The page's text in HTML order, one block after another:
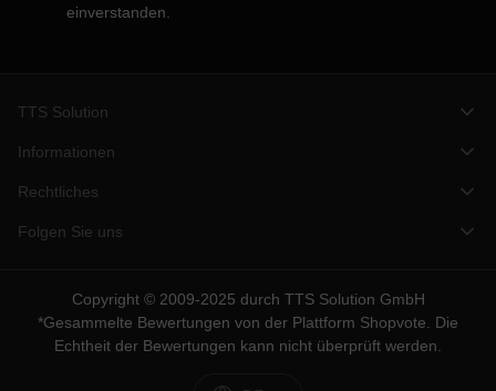
einverstanden.
TTS Solution
Informationen
Rechtliches
Folgen Sie uns
Copyright © 2009-2025 durch TTS Solution GmbH
*Gesammelte Bewertungen von der Plattform Shopvote. Die
Echtheit der Bewertungen kann nicht überprüft werden.